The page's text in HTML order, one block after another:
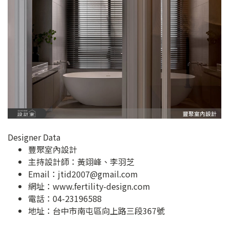
Designer Data
豐聚室內設計
主持設計師：黃翊峰、李羽芝
Email： jtid2007@gmail.com
網址： www.fertility-design.com
電話：04-23196588
地址： 台中市南屯區向上路三段367號